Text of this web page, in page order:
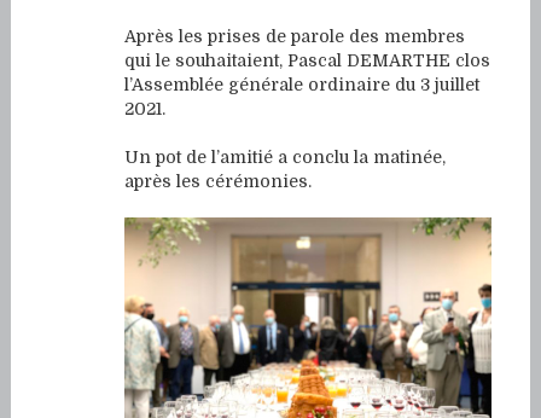
Après les prises de parole des membres
qui le souhaitaient, Pascal DEMARTHE clos
l’Assemblée générale ordinaire du 3 juillet
2021.
Un pot de l’amitié a conclu la matinée,
après les cérémonies.